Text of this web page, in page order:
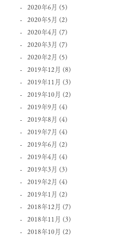
2020年6月 (5)
2020年5月 (2)
2020年4月 (7)
2020年3月 (7)
2020年2月 (5)
2019年12月 (8)
2019年11月 (3)
2019年10月 (2)
2019年9月 (4)
2019年8月 (4)
2019年7月 (4)
2019年6月 (2)
2019年4月 (4)
2019年3月 (3)
2019年2月 (4)
2019年1月 (2)
2018年12月 (7)
2018年11月 (3)
2018年10月 (2)